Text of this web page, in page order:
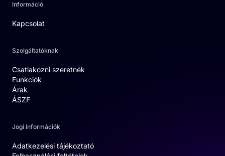
Információ
Kapcsolat
Szolgáltatóknak
Csatlakozni szeretnék
Funkciók
Árak
ÁSZF
Jogi információk
Adatkezelési tájékoztató